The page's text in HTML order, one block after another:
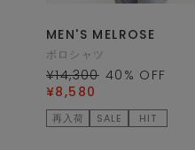
MEN'S MELROSE
ポロシャツ
¥14,300 40 % OFF
¥8,580
再入荷 SALE HIT